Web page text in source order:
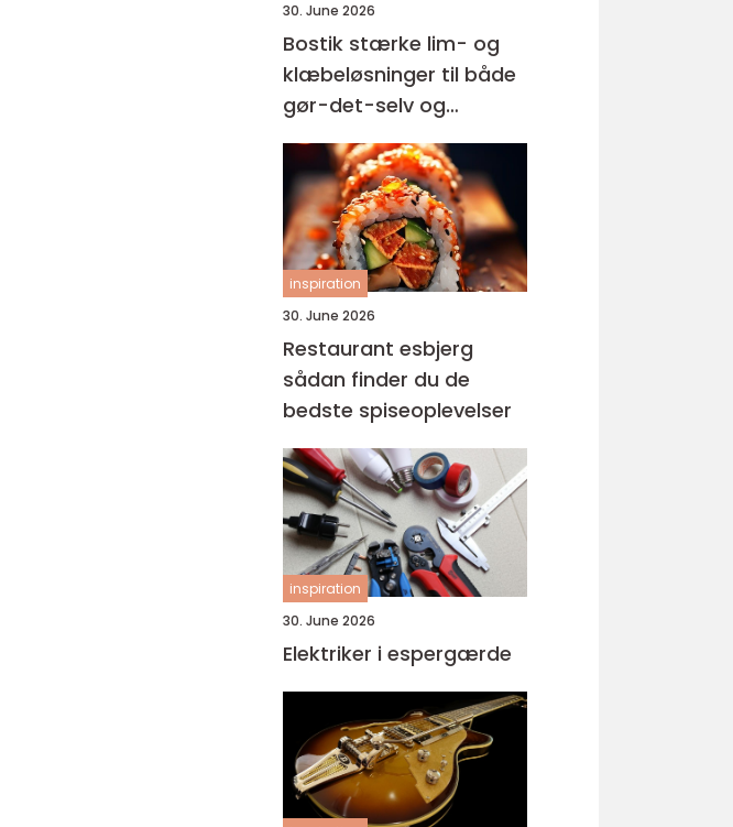
30. June 2026
Bostik stærke lim- og
klæbeløsninger til både
gør-det-selv og
professionelle
inspiration
30. June 2026
Restaurant esbjerg
sådan finder du de
bedste spiseoplevelser
inspiration
30. June 2026
Elektriker i espergærde